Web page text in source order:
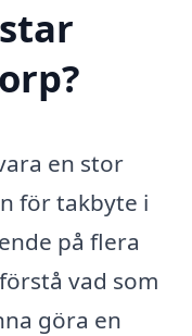
en stor
för takbyte i
på flera
vad som
göra en